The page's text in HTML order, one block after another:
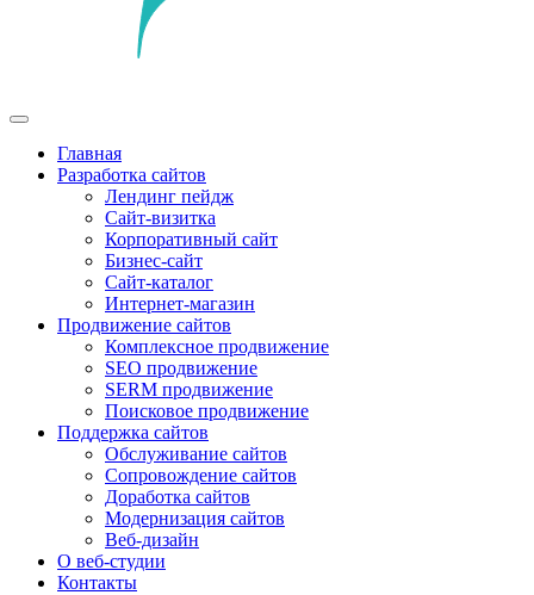
Главная
Разработка сайтов
Лендинг пейдж
Сайт-визитка
Корпоративный сайт
Бизнес-сайт
Сайт-каталог
Интернет-магазин
Продвижение сайтов
Комплексное продвижение
SEO продвижение
SERM продвижение
Поисковое продвижение
Поддержка сайтов
Обслуживание сайтов
Сопровождение сайтов
Доработка сайтов
Модернизация сайтов
Веб-дизайн
О веб-студии
Контакты